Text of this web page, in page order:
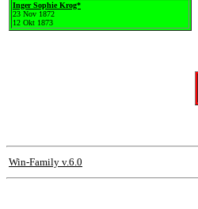
Inger Sophie Krog*
23 Nov 1872
12 Okt 1873
Win-Family v.6.0